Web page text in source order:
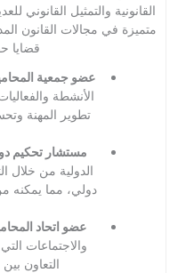
القانونية والتمثيل القانوني
متميزة في مجالات القانون
قضايا
عضو جمعية
الأنشطة
تطوير المهنة
مستشار تحكيم
الدولية من خلال
دولي، مما يمكنه
عضو اتحاد
والاجتماعات
التعاون